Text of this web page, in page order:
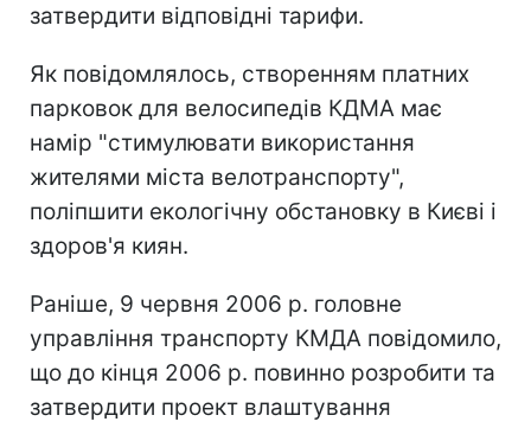
затвердити відповідні тарифи.
Як повідомлялось, створенням платних
парковок для велосипедів КДМА має
намір "стимулювати використання
жителями міста велотранспорту",
поліпшити екологічну обстановку в Києві і
здоров'я киян.
Раніше, 9 червня 2006 р. головне
управління транспорту КМДА повідомило,
що до кінця 2006 р. повинно розробити та
затвердити проект влаштування